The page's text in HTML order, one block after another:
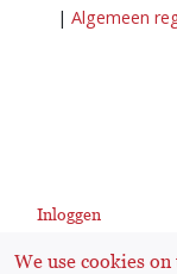
| Algemeen
User
Inloggen
We use cookies